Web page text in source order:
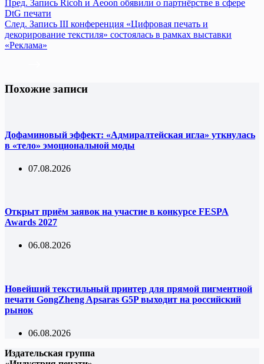
Пред. Запись Ricoh и Aeoon обявили о партнёрстве в сфере
DtG печати
След. Запись III конференция «Цифровая печать и
декорирование текстиля» состоялась в рамках выставки
«Реклама»
Похожие записи
Дофаминовый эффект: «Адмиралтейская игла» уткнулась
в «тело» эмоциональной моды
07.08.2026
Открыт приём заявок на участие в конкурсе FESPA
Awards 2027
06.08.2026
Новейший текстильный принтер для прямой пигментной
печати GongZheng Apsaras G5P выходит на российский
рынок
06.08.2026
Издательская группа